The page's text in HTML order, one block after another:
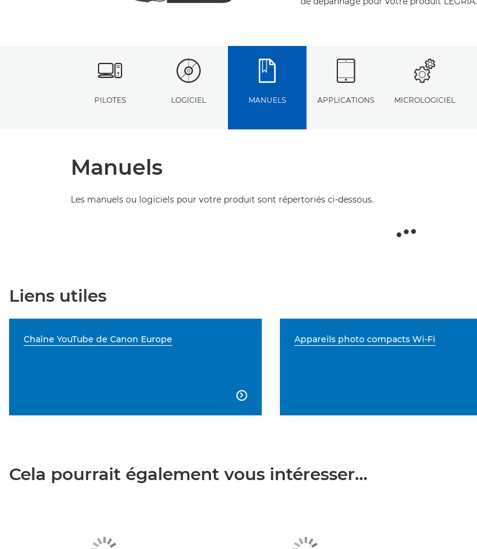
PILOTES LOGICIEL MANUELS APPLICATIONS MICROLOGICIEL
Manuels
Les manuels ou logiciels pour votre produit sont répertoriés ci-dessous.
Liens utiles
Chaîne YouTube de Canon Europe

Appareils photo compacts Wi-Fi
Cela pourrait également vous intéresser...